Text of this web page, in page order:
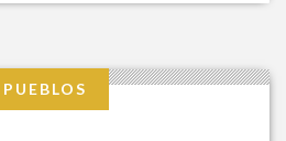
PUEBLOS